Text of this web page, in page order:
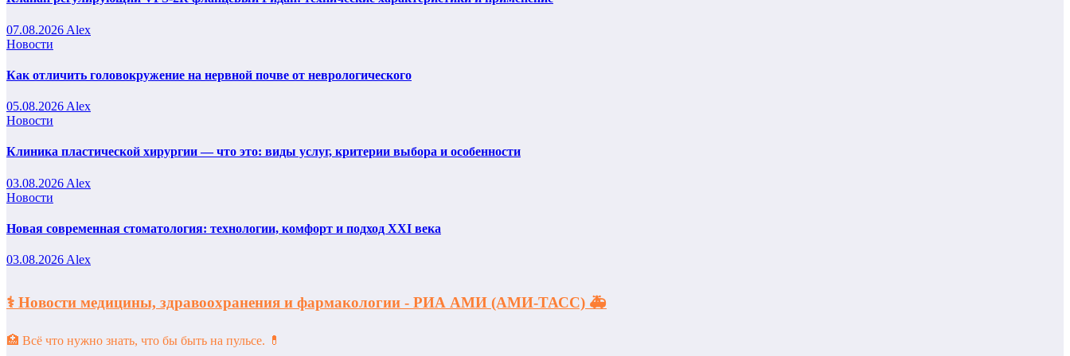
07.08.2026 Alex
Новости
Как отличить головокружение на нервной почве от неврологического
05.08.2026 Alex
Новости
Клиника пластической хирургии — что это: виды услуг, критерии выбора и особенности
03.08.2026 Alex
Новости
Новая современная стоматология: технологии, комфорт и подход XXI века
03.08.2026 Alex
⚕️ Новости медицины, здравоохранения и фармакологии - РИА АМИ (АМИ-ТАСС) 🚑
🏥 Всё что нужно знать, что бы быть на пульсе. 💊